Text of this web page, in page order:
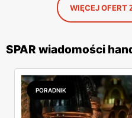
WIĘCEJ OFERT
SPAR wiadomości
PORADNIK